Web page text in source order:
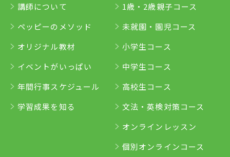
講師について
ペッピーのメソッド
オリジナル教材
イベントがいっぱい
年間行事スケジュール
学習成果を知る
1歳・2歳親子コース
未就園・園児コース
小学生コース
中学生コース
高校生コース
文法・英検対策コース
オンラインレッスン
個別オンラインコース